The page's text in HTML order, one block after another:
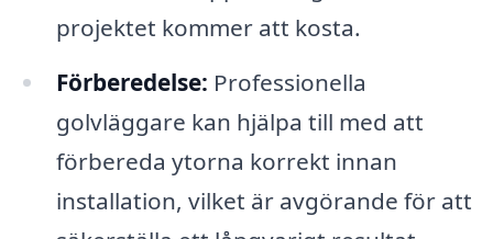
projektet kommer att kosta.
Förberedelse: Professionella
golvläggare kan hjälpa till med att
förbereda ytorna korrekt innan
installation, vilket är avgörande för att